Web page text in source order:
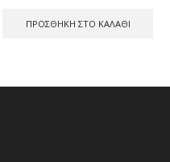
ΠΡΟΣΘΉΚΗ ΣΤΟ ΚΑΛΆΘΙ